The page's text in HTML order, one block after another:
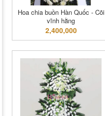
Hoa chia buồn Hàn Quốc - Cõi
vĩnh hằng
2,400,000